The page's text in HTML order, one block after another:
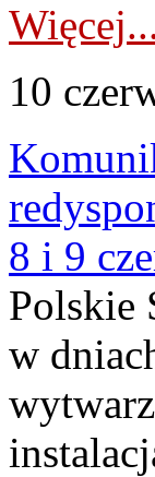
10
8 i 9
Polskie
w